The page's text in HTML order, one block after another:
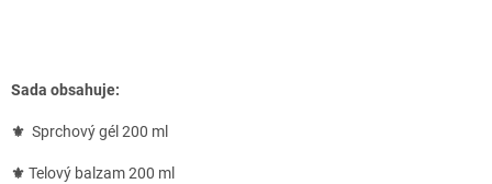
Sada obsahuje:
⚜ Sprchový gél 200 ml
⚜ Telový balzam 200 ml